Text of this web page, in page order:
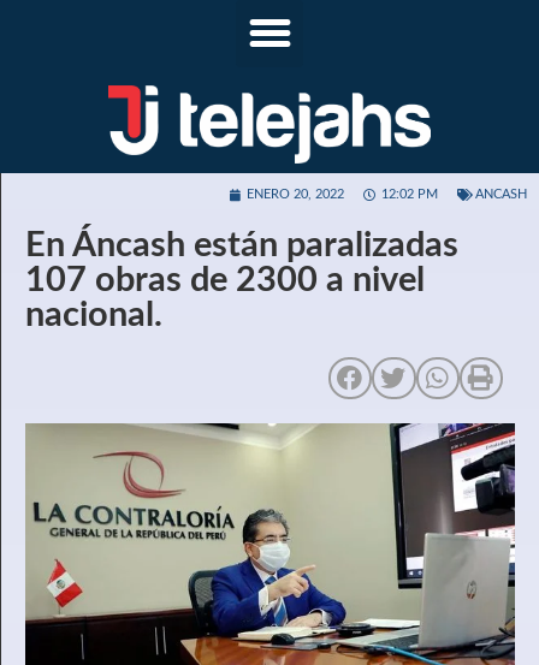
ENERO 20, 2022 12:02 PM ANCASH
En Áncash están paralizadas
107 obras de 2300 a nivel
nacional.